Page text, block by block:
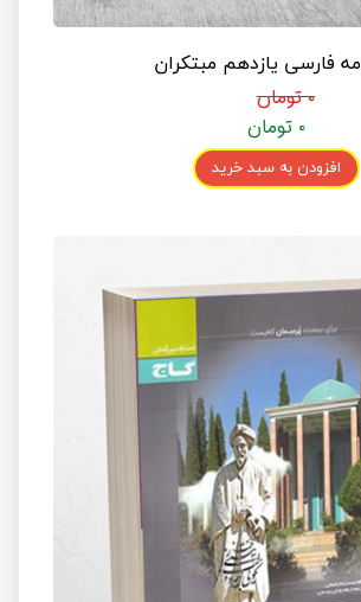
فارسی یازدهم مبتکران
۰ تومان
۰ تومان
افزودن به سبد خرید